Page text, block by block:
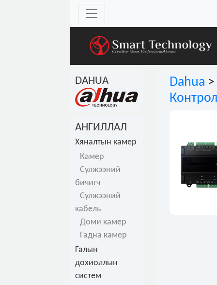
DAHUA
АНГИЛЛАЛ
Хяналтын камер
Камер
Сүлжээний
бичигч
Сүлжээний
кабель
Доми камер
Гадна камер
Галын
дохиоллын
систем
Dahua >